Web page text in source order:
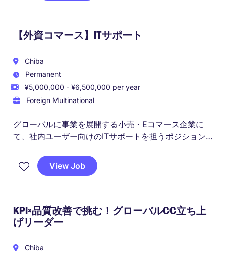
【外資コマース】ITサポート
Chiba
Permanent
¥5,000,000 - ¥6,500,000 per year
Foreign Multinational
グローバルに事業を展開する小売・Eコマース企業に
て、社内ユーザー向けのITサポートを担うポジション
ハード・ソフトの管理からトラブル対応、システム運
View Job
KPI×品質改善で挑む！グローバルCC立ち上
げリーダー
Chiba